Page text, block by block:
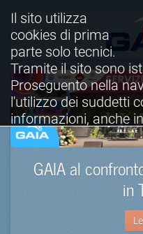
GAIA al
in
Il sito utilizza
cookies di prima
parte solo tecnici.
Tramite il sito sono
Proseguento nella
l'utilizzo dei suddetti
informazioni, anche
è possibile
completa.
Visualizza